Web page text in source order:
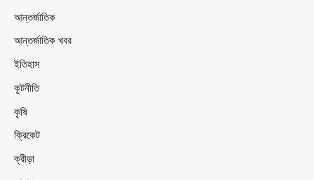
আন্তর্জাতিক
আন্তর্জাতিক খবর
ইতিহাস
কূটনীতি
কৃষি
ক্রিকেট
ক্রীড়া